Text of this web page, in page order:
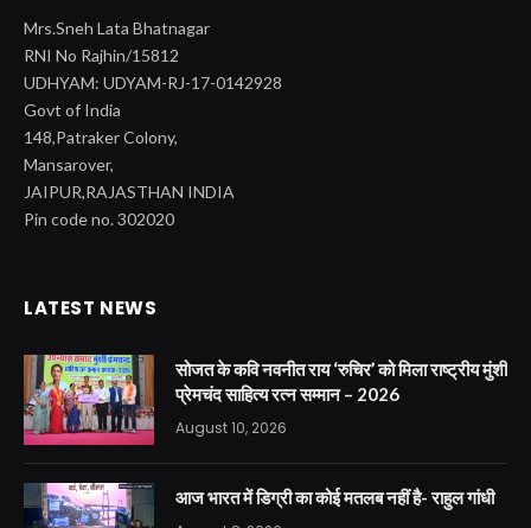
Mrs.Sneh Lata Bhatnagar
RNI No Rajhin/15812
UDHYAM: UDYAM-RJ-17-0142928
Govt of India
148,Patraker Colony,
Mansarover,
JAIPUR,RAJASTHAN INDIA
Pin code no. 302020
LATEST NEWS
सोजत के कवि नवनीत राय ‘रुचिर’ को मिला राष्ट्रीय मुंशी
प्रेमचंद साहित्य रत्न सम्मान – 2026
August 10, 2026
आज भारत में डिग्री का कोई मतलब नहीं है- राहुल गांधी